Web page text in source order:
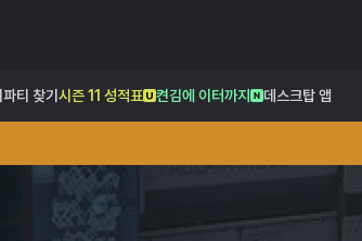
파티 찾기 시즌 11 성적표 켠김에 이터까지 데스크탑 앱